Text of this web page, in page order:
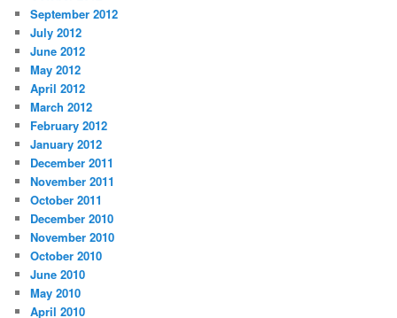
September 2012
July 2012
June 2012
May 2012
April 2012
March 2012
February 2012
January 2012
December 2011
November 2011
October 2011
December 2010
November 2010
October 2010
June 2010
May 2010
April 2010